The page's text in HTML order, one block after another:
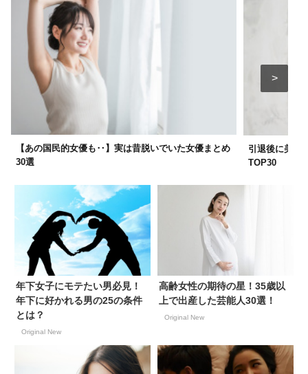
【あの国民的女優も‥】実は昔脱いでいた女優まとめ
30選
引退後に美人
TOP30
年下女子にモテたい男必見！
年下に好かれる男の25の条件
とは？
Original New
高齢女性の期待の星！35歳以
上で出産した芸能人30選！
Original New